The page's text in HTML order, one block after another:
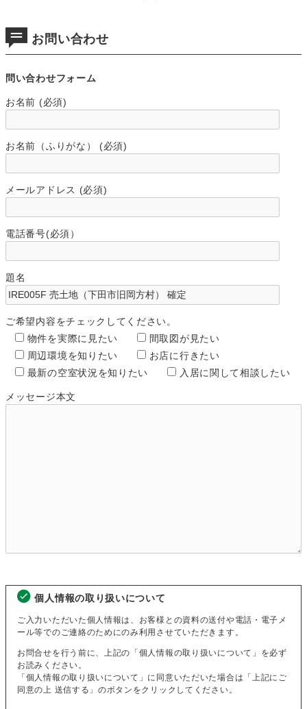
お問い合わせ
問い合わせフォーム
お名前 (必須)
お名前（ふりがな） (必須)
メールアドレス (必須)
電話番号(必須）
題名
ご希望内容をチェックしてください。
物件を実際に見たい
間取図が見たい
周辺環境を知りたい
お店に行きたい
最新の空室状況を知りたい
入居に関して相談したい
メッセージ本文
個人情報の取り扱いについて
ご入力いただいた個人情報は、お客様との資料の送付や電話・電子メ
ール等でのご連絡のためにのみ利用させていただきます。
お問合せを行う前に、上記の「個人情報の取り扱いについて」を必ず
お読みください。
「個人情報の取り扱いについて」に同意いただいた場合は「上記にご
同意の上 送信する」のボタンをクリックしてください。